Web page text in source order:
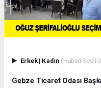
Erkek| Kadın (Haberi Sesli
Gebze Ticaret Odası